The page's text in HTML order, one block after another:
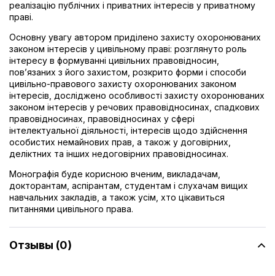
реалізацію публічних і приватних інтересів у приватному
праві.
Основну увагу автором приділено захисту охоронюваних
законом інтересів у цивільному праві: розглянуто роль
інтересу в формуванні цивільних правовідносин,
пов’язаних з його захистом, розкрито форми і способи
цивільно-правового захисту охоронюваних законом
інтересів, досліджено особливості захисту охоронюваних
законом інтересів у речових правовідносинах, спадкових
правовідносинах, правовідносинах у сфері
інтелектуальної діяльності, інтересів щодо здійснення
особистих немайнових прав, а також у договірних,
деліктних та інших недоговірних правовідносинах.
Монографія буде корисною вченим, викладачам,
докторантам, аспірантам, студентам і слухачам вищих
навчальних закладів, а також усім, хто цікавиться
питаннями цивільного права.
Отзывы (0)